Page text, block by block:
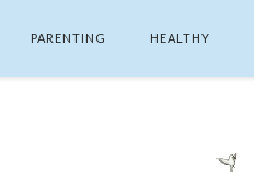
PARENTING HEALTHY